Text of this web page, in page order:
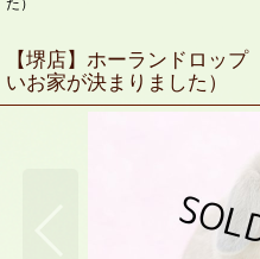
【堺店】ホーランドロ
いお家が決まりました）